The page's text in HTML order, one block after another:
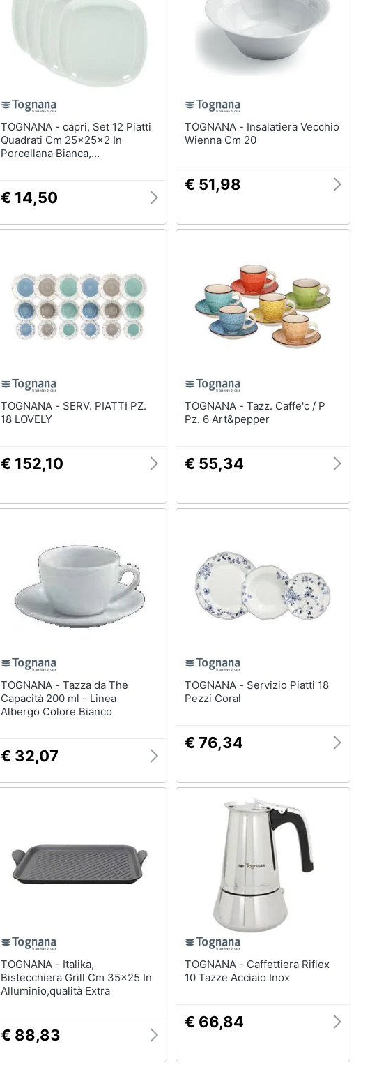
TOGNANA - capri, Set 12 Piatti
Quadrati Cm 25x25x2 In
Porcellana Bianca,
€ 14,50
TOGNANA - Insalatiera Vecchio
Wienna Cm 20
€ 51,98
TOGNANA - SERV. PIATTI PZ.
18 LOVELY
€ 152,10
TOGNANA - Tazz. Caffe'c / P
Pz. 6 Art&pepper
€ 55,34
TOGNANA - Tazza da The
Capacità 200 ml - Linea
Albergo Colore Bianco
€ 32,07
TOGNANA - Servizio Piatti 18
Pezzi Coral
€ 76,34
TOGNANA - Italika,
Bistecchiera Grill Cm 35x25 In
Alluminio,qualità Extra
€ 88,83
TOGNANA - Caffettiera Riflex
10 Tazze Acciaio Inox
€ 66,84